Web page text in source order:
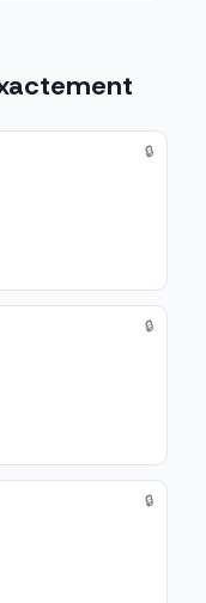
🔒
🔒
🔒